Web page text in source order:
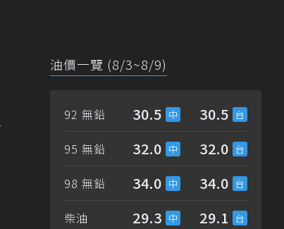
油價一覽 (8/3~8/9)
92 無鉛 30.5 30.5
95 無鉛 32.0 32.0
98 無鉛 34.0 34.0
柴油 29.3 29.1